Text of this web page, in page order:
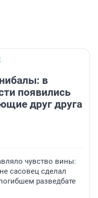
в
появились
друг друга
чувство вины:
сасовец сделал
разведбате